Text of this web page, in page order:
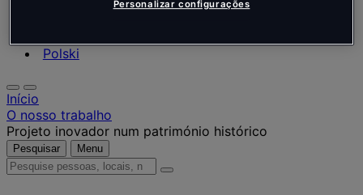
Polski
Início
O nosso trabalho
Projeto inovador num património histórico
Pesquisar Menu
Pesquise
Personalizar configurações